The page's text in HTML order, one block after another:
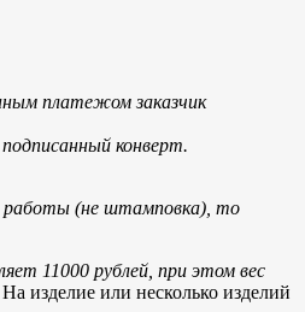
платежом заказчик
конверт.
работы (не штамповка), то
11000 рублей, при этом вес
На изделие или несколько изделий